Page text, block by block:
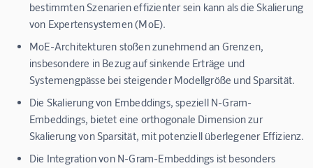
bestimmten Szenarien effizienter sein kann als die Skalierung
von Expertensystemen (MoE).
MoE-Architekturen stoßen zunehmend an Grenzen,
insbesondere in Bezug auf sinkende Erträge und
Systemengpässe bei steigender Modellgröße und Sparsität.
Die Skalierung von Embeddings, speziell N-Gram-
Embeddings, bietet eine orthogonale Dimension zur
Skalierung von Sparsität, mit potenziell überlegener Effizienz.
Die Integration von N-Gram-Embeddings ist besonders